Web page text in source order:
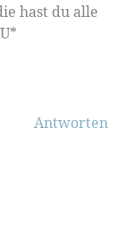
hast du alle
Antworten